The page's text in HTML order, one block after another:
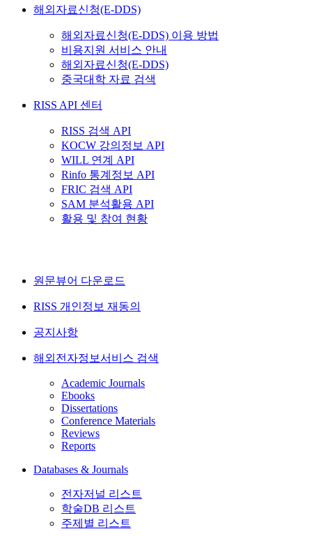
해외자료신청(E-DDS)
해외자료신청(E-DDS) 이용 방법
비용지원 서비스 안내
해외자료신청(E-DDS)
중국대학 자료 검색
RISS API 센터
RISS 검색 API
KOCW 강의정보 API
WILL 연계 API
Rinfo 통계정보 API
FRIC 검색 API
SAM 분석활용 API
활용 및 참여 현황
원문뷰어 다운로드
RISS 개인정보 재동의
공지사항
해외전자정보서비스 검색
Academic Journals
Ebooks
Dissertations
Conference Materials
Reviews
Reports
Databases & Journals
전자저널 리스트
학술DB 리스트
주제별 리스트